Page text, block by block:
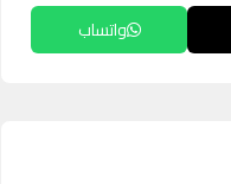
واتساب